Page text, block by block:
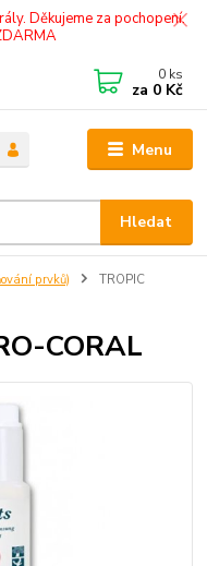
Děkujeme za pochopení.
Menu
Hledat
0 ks
za 0 Kč
prvků)
TROPIC
CORAL